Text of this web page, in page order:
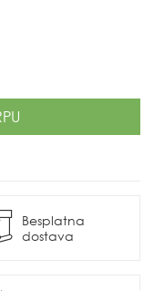
Besplatna
dostava